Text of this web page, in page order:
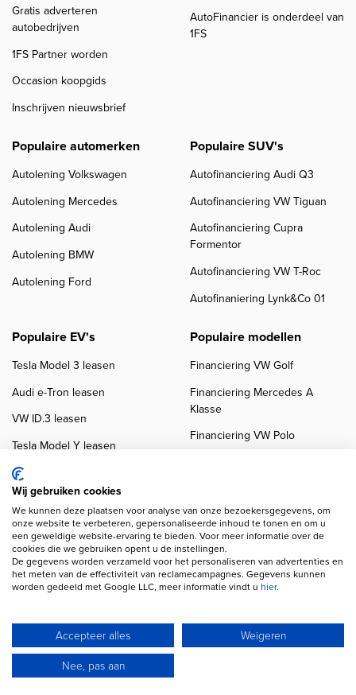
Gratis adverteren
autobedrijven
1FS Partner worden
Occasion koopgids
Inschrijven nieuwsbrief
AutoFinancier is onderdeel van
1FS
Populaire automerken
Autolening Volkswagen
Autolening Mercedes
Autolening Audi
Autolening BMW
Autolening Ford
Populaire SUV's
Autofinanciering Audi Q3
Autofinanciering VW Tiguan
Autofinanciering Cupra
Formentor
Autofinanciering VW T-Roc
Autofinaniering Lynk&Co 01
Populaire EV's
Tesla Model 3 leasen
Audi e-Tron leasen
VW ID.3 leasen
Tesla Model Y leasen
VW ID.4 leasen
Populaire modellen
Financiering VW Golf
Financiering Mercedes A
Klasse
Financiering VW Polo
Copyright navigation
Klanten beoordelingen
Autobedrijven
Wij gebruiken AI voor afbeeldingen en teksten
© 2026 Autofinancier
Powered by 1FS.nl
Wij gebruiken cookies
We kunnen deze plaatsen voor analyse van onze bezoekersgegevens, om
onze website te verbeteren, gepersonaliseerde inhoud te tonen en om u
een geweldige website-ervaring te bieden. Voor meer informatie over de
cookies die we gebruiken opent u de instellingen.
De gegevens worden verzameld voor het personaliseren van advertenties en
het meten van de effectiviteit van reclamecampagnes. Gegevens kunnen
worden gedeeld met Google LLC, meer informatie vindt u hier.
Accepteer alles
Weigeren
Nee, pas aan